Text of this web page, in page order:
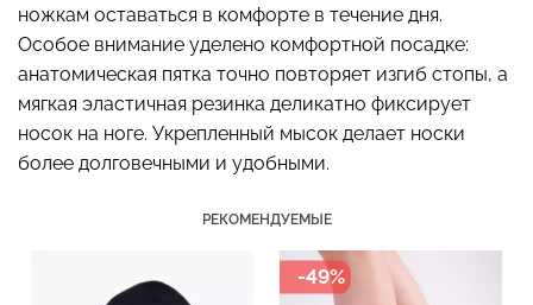
ножкам оставаться в комфорте в течение дня.
Особое внимание уделено комфортной посадке:
анатомическая пятка точно повторяет изгиб стопы, а
мягкая эластичная резинка деликатно фиксирует
носок на ноге. Укрепленный мысок делает носки
более долговечными и удобными.
РЕКОМЕНДУЕМЫЕ
-49%
STRING BRIEFS (черный)
Giulia
299 грн.
CAMI TOP RIB black
(черный) Giulia
499 грн.